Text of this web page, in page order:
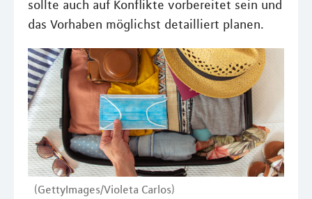
sollte auch auf Konflikte vorbereitet sein und
das Vorhaben möglichst detailliert planen.
(GettyImages/Violeta Carlos)